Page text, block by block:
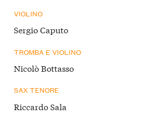
VIOLINO
Sergio Caputo
TROMBA E VIOLINO
Nicolò Bottasso
SAX TENORE
Riccardo Sala